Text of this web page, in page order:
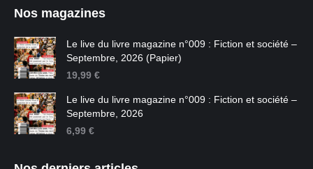
Nos magazines
Le live du livre magazine n°009 : Fiction et société –
Septembre, 2026 (Papier)
19,99 €
Le live du livre magazine n°009 : Fiction et société –
Septembre, 2026
6,99 €